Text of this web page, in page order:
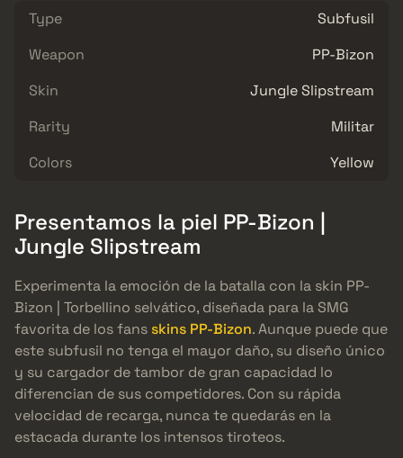
Type
Subfusil
Weapon
PP-Bizon
Skin
Jungle Slipstream
Rarity
Militar
Colors
Yellow
Presentamos la piel PP-Bizon |
Jungle Slipstream
Experimenta la emoción de la batalla con la skin PP-
Bizon | Torbellino selvático, diseñada para la SMG
favorita de los fans skins PP-Bizon. Aunque puede que
este subfusil no tenga el mayor daño, su diseño único
y su cargador de tambor de gran capacidad lo
diferencian de sus competidores. Con su rápida
velocidad de recarga, nunca te quedarás en la
estacada durante los intensos tiroteos.